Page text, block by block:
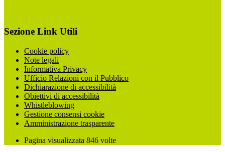
Sezione Link Utili
Cookie policy
Note legali
Informativa Privacy
Ufficio Relazioni con il Pubblico
Dichiarazione di accessibilità
Obiettivi di accessibilità
Whistleblowing
Gestione consensi cookie
Amministrazione trasparente
Pagina visualizzata 846 volte